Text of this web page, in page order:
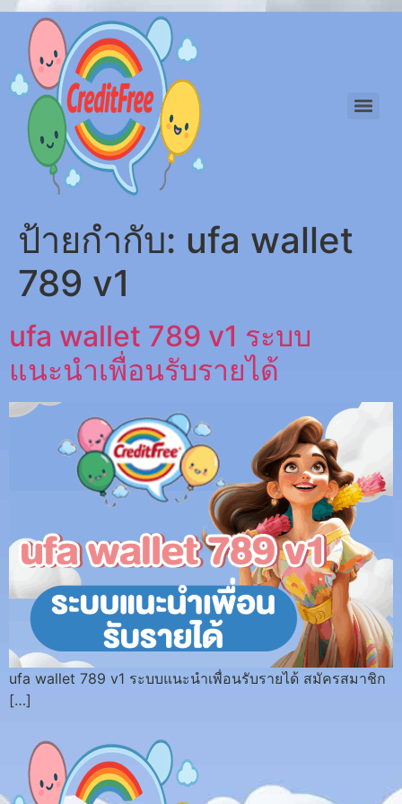
ป้ายกำกับ: ufa wallet
789 v1
ufa wallet 789 v1 ระบบ
แนะนำเพื่อนรับรายได้
ufa wallet 789 v1 ระบบแนะนำเพื่อนรับรายได้ สมัครสมาชิก
[…]